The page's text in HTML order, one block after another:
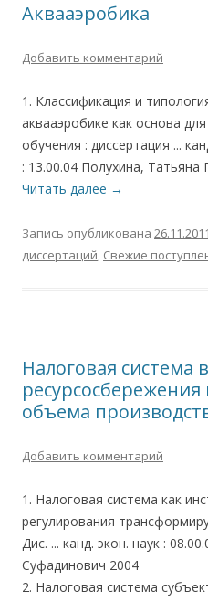
Аквааэробика
Добавить комментарий
1. Классификация и
аквааэробике как основа
обучения : диссертация ...
: 13.00.04 Полухина, Татьяна
Читать далее →
Запись опубликована 26.11.2011
диссертаций, Свежие
Налоговая система
объема
Добавить комментарий
1. Налоговая система как
регулирования
Дис. ... канд. экон. наук :
Суфадинович 2004
2. Налоговая система